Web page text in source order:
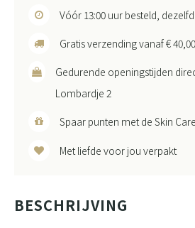
Vóór 13:00 uur besteld,
Gratis verzending vanaf € 40,00
Gedurende openingstijden
Lombardje 2
Spaar punten met de Skin
Met liefde voor jou verpakt
BESCHRIJVING